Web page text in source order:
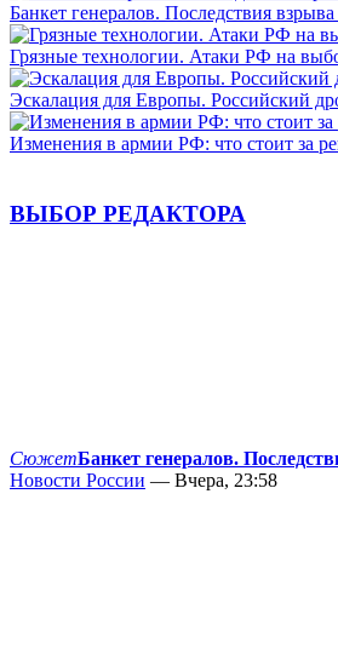
Банкет генералов. Последствия
Грязные технологии. Атаки РФ на
Эскалация для Европы. Российский
Изменения в армии РФ: что стоит за
ВЫБОР РЕДАКТОРА
СюжетБанкет генералов.
Новости России — Вчера, 23:58